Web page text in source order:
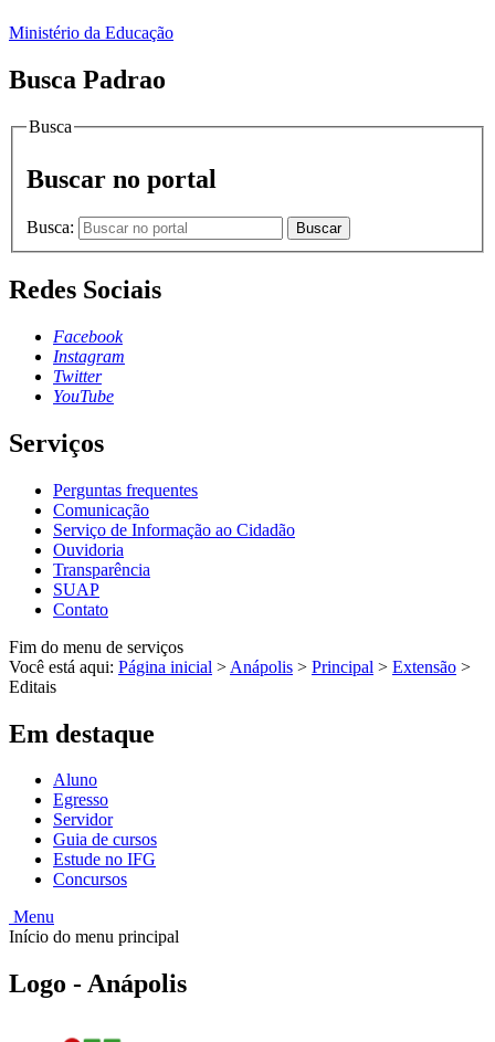
Ministério da Educação
Busca Padrao
Busca
Buscar no portal
Busca: Buscar
Redes Sociais
Facebook
Instagram
Twitter
YouTube
Serviços
Perguntas frequentes
Comunicação
Serviço de Informação ao Cidadão
Ouvidoria
Transparência
SUAP
Contato
Fim do menu de serviços
Você está aqui: Página inicial > Anápolis > Principal > Extensão >
Editais
Em destaque
Aluno
Egresso
Servidor
Guia de cursos
Estude no IFG
Concursos
Menu
Início do menu principal
Logo - Anápolis